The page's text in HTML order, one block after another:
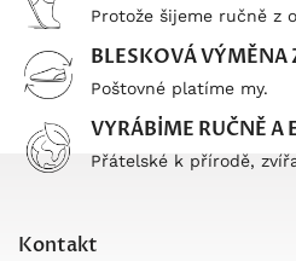
Protože šijeme ručně z
BLESKOVÁ VÝMĚNA
Poštovné platíme my.
VYRÁBÍME RUČNĚ A
Přátelské k přírodě,
Kontakt